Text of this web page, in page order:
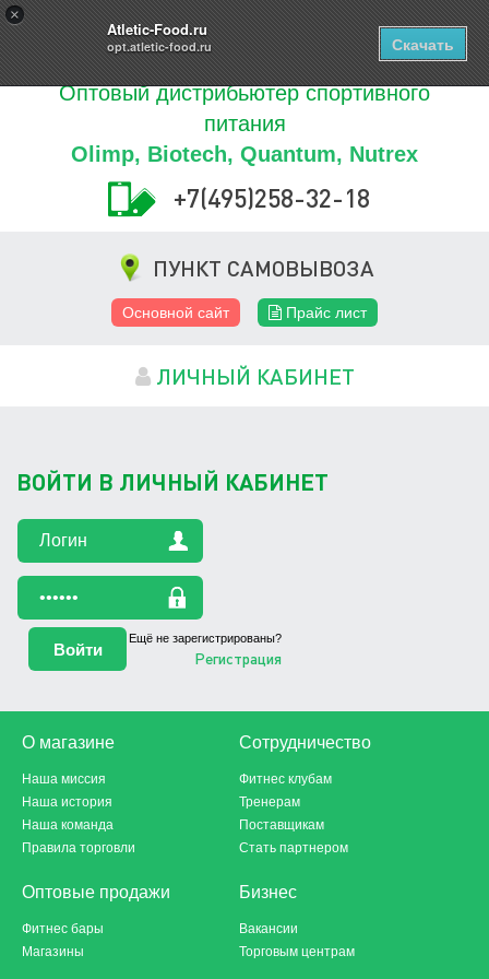
×
Atletic-Food.ru
opt.atletic-food.ru Скачать
0ТОВАРОВ
Купить
Оптовый дистрибьютер спортивного
питания
Olimp, Biotech, Quantum, Nutrex
+7(495)258-32-18
ПУНКТ САМОВЫВОЗА
Основной сайт Прайс лист
ЛИЧНЫЙ КАБИНЕТ
ВОЙТИ В ЛИЧНЫЙ КАБИНЕТ
Ещё не зарегистрированы?
Регистрация
О магазине
Наша миссия
Наша история
Наша команда
Правила торговли
Сотрудничество
Фитнес клубам
Тренерам
Поставщикам
Стать партнером
Оптовые продажи
Фитнес бары
Магазины
Бизнес
Вакансии
Торговым центрам